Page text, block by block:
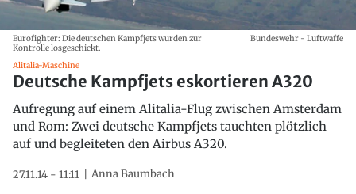
Eurofighter: Die deutschen Kampfjets wurden zur
Kontrolle losgeschickt.
Bundeswehr - Luftwaffe
Alitalia-Maschine
Deutsche Kampfjets eskortieren A320
Aufregung auf einem Alitalia-Flug zwischen Amsterdam
und Rom: Zwei deutsche Kampfjets tauchten plötzlich
auf und begleiteten den Airbus A320.
27.11.14 - 11:11 Anna Baumbach